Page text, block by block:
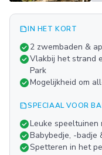
summarizeIN HET KORT
check_circle2 zwembaden &
check_circleVlakbij het strand
Park
check_circleMogelijkheid om
summarizeSPECIAAL VOOR
check_circleLeuke speeltuinen
check_circleBabybedje, -badje
check_circleSpetteren in het